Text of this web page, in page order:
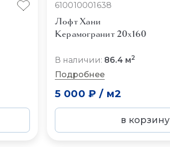
610010001638
Лофт Хани
Керамогранит 20x160
В наличии: 86.4 м2
Подробнее
5 000 ₽ / м2
в корзину